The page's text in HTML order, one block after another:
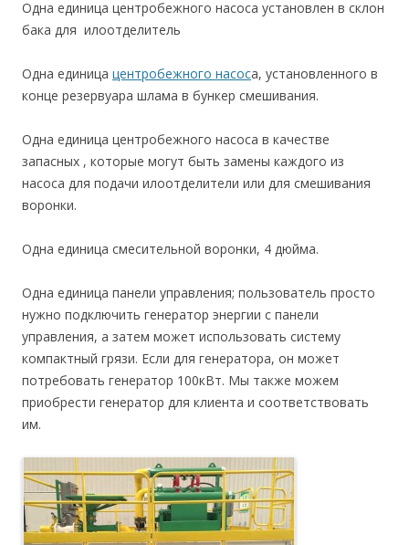
Одна единица центробежного насоса установлен в склон
бака для илоотделитель
Одна единица центробежного насоса, установленного в
конце резервуара шлама в бункер смешивания.
Одна единица центробежного насоса в качестве
запасных , которые могут быть замены каждого из
насоса для подачи илоотделители или для смешивания
воронки.
Одна единица смесительной воронки, 4 дюйма.
Одна единица панели управления; пользователь просто
нужно подключить генератор энергии с панели
управления, а затем может использовать систему
компактный грязи. Если для генератора, он может
потребовать генератор 100кВт. Мы также можем
приобрести генератор для клиента и соответствовать
им.